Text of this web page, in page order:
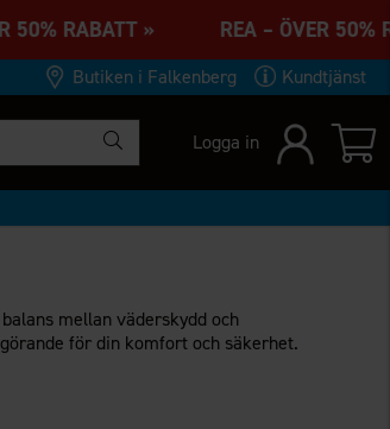
RABATT » REA – ÖVER
Butiken i Falkenberg Kundtjänst
Logga in
mellan väderskydd och
för din komfort och säkerhet.